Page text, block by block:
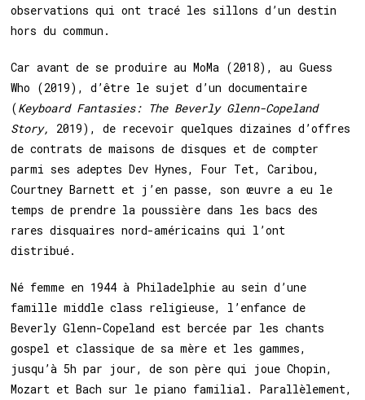
observations qui ont tracé les sillons d’un destin
hors du commun.
Car avant de se produire au MoMa (2018), au Guess
Who (2019), d’être le sujet d’un documentaire
(Keyboard Fantasies: The Beverly Glenn-Copeland
Story,
2019), de recevoir quelques dizaines d’offres
de contrats de maisons de disques et de compter
parmi ses adeptes Dev Hynes, Four Tet, Caribou,
Courtney Barnett et j’en passe, son œuvre a eu le
temps de prendre la poussière dans les bacs des
rares disquaires nord-américains qui l’ont
distribué.
Né femme en 1944 à Philadelphie au sein d’une
famille middle class religieuse, l’enfance de
Beverly Glenn-Copeland est bercée par les chants
gospel et classique de sa mère et les gammes,
jusqu’à 5h par jour, de son père qui joue Chopin,
Mozart et Bach sur le piano familial. Parallèlement,